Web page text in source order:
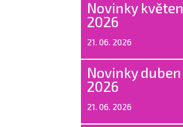
Novinky květen
2026
21. 06. 2026
Novinky duben
2026
21. 06. 2026